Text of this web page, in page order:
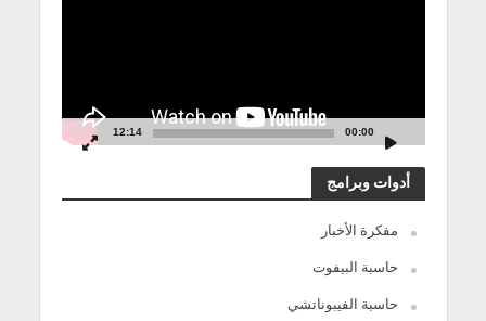
00:00
12:14
أدوات وبرامج
مفكرة الأخبار
حاسبة البيفوت
حاسبة الفيبوناتشي